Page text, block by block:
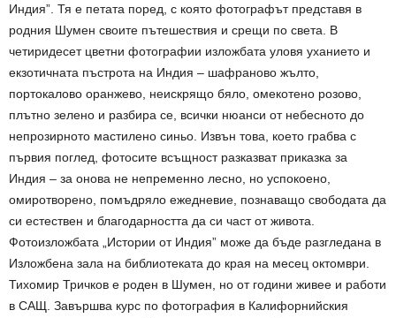
Индия”. Тя е петата поред, с която фотографът представя в
родния Шумен своите пътешествия и срещи по света. В
четиридесет цветни фотографии изложбата уловя уханието и
екзотичната пъстрота на Индия – шафраново жълто,
портокалово оранжево, неискрящо бяло, омекотено розово,
плътно зелено и разбира се, всички нюанси от небесното до
непрозирното мастилено синьо. Извън това, което грабва с
първия поглед, фотосите всъщност разказват приказка за
Индия – за онова не непременно лесно, но успокоено,
омиротворено, помъдряло ежедневие, познаващо свободата да
си естествен и благодарността да си част от живота.
Фотоизложбата „Истории от Индия” може да бъде разгледана в
Изложбена зала на библиотеката до края на месец октомври.
Тихомир Тричков е роден в Шумен, но от години живее и работи
в САЩ. Завършва курс по фотография в Калифорнийския